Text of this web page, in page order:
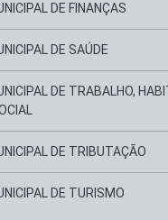
DE FINANÇAS
DE SAÚDE
DE TRABALHO,
DE TRIBUTAÇÃO
DE TURISMO